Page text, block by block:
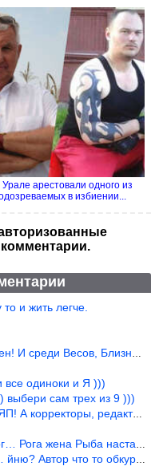
Урале арестовали одного из
в избиении...
и жить легче.
Весов, Близнецов встреч
одиноки и Я )))
сам трех из 9 )))
редакторы пропус
жена Рыба наставила ))
Автор что то обкурился?